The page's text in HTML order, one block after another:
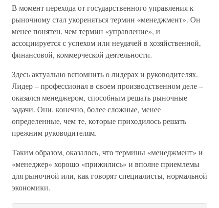
В момент перехода от государственного управления к
рыночному стал укореняться термин «менеджмент». Он
менее понятен, чем термин «управление», и
ассоциируется с успехом или неудачей в хозяйственной,
финансовой, коммерческой деятельности.
Здесь актуально вспомнить о лидерах и руководителях.
Лидер – профессионал в своем производственном деле –
оказался менеджером, способным решать рыночные
задачи. Они, конечно, более сложные, менее
определенные, чем те, которые приходилось решать
прежним руководителям.
Таким образом, оказалось, что термины «менеджмент» и
«менеджер» хорошо «прижились» и вполне приемлемы
для рыночной или, как говорят специалисты, нормальной
экономики.